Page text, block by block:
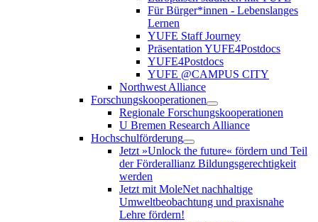
Für Bürger*innen - Lebenslanges
Lernen
YUFE Staff Journey
Präsentation YUFE4Postdocs
YUFE4Postdocs
YUFE @CAMPUS CITY
Northwest Alliance
Forschungskooperationen
Regionale Forschungskooperationen
U Bremen Research Alliance
Hochschulförderung
Jetzt »Unlock the future« fördern und Teil
der Förderallianz Bildungsgerechtigkeit
werden
Jetzt mit MoleNet nachhaltige
Umweltbeobachtung und praxisnahe
Lehre fördern!